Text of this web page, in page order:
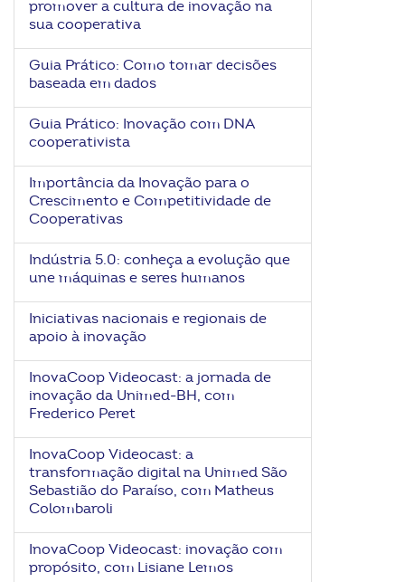
promover a cultura de inovação na
sua cooperativa
Guia Prático: Como tomar decisões
baseada em dados
Guia Prático: Inovação com DNA
cooperativista
Importância da Inovação para o
Crescimento e Competitividade de
Cooperativas
Indústria 5.0: conheça a evolução que
une máquinas e seres humanos
Iniciativas nacionais e regionais de
apoio à inovação
InovaCoop Videocast: a jornada de
inovação da Unimed-BH, com
Frederico Peret
InovaCoop Videocast: a
transformação digital na Unimed São
Sebastião do Paraíso, com Matheus
Colombaroli
InovaCoop Videocast: inovação com
propósito, com Lisiane Lemos